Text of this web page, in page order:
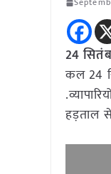
24
कल 24
हड़ताल